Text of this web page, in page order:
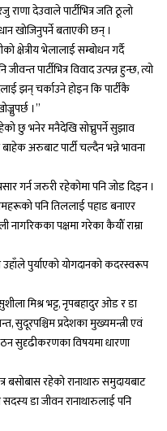
राणा देउवाले पार्टीभित्र जति ठूलो
खोजिनुपर्ने बताएकी छन् ।
भेलालाई सम्बोधन गर्दै
पार्टीभित्र विवाद उत्पन्न हुन्छ, त्यो
झन् चर्काउने होइन कि पार्टीकै
।”
छु भनेर मनैदेखि सोच्नुपर्ने सुझाव
अरुबाट पार्टी चल्दैन भन्ने भावना
गर्न जरुरी रहेकोमा पनि जोड दिइन ।
पनि तिललाई पहाड बनाएर
नागरिकका पक्षमा गरेका कैयौँ राम्रा
उहाँले पुर्याएको योगदानको कदरस्वरूप
मिश्र भट्ट, नृपबहादुर ओड र डा
सुदूरपश्चिम प्रदेशका मुख्यमन्त्री एवं
सुदृढीकरणका विषयमा धारणा
बसोबास रहेको रानाथारु समुदायबाट
सदस्य डा जीवन रानाथारुलाई पनि